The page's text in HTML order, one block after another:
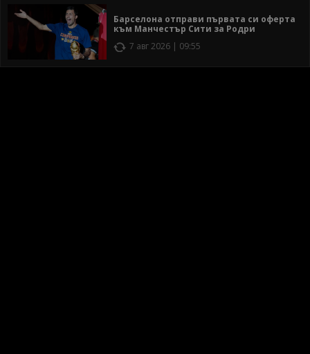
Барселона отправи първата си оферта
към Манчестър Сити за Родри
7 авг 2026 | 09:55